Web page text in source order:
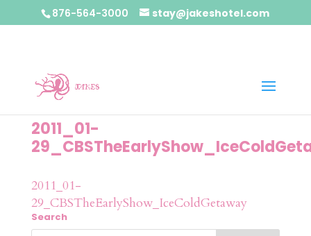
876-564-3000 stay@jakeshotel.com
2011_01-
2011_01-
29_CBSTheEarlyShow_IceColdGetaway
Search